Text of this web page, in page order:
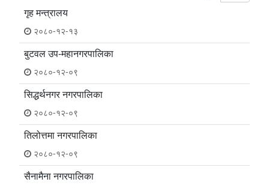
गृह मन्त्रालय
२०८०-१२-१३
बुटवल उप-महानगरपालिका
२०८०-१२-०९
सिद्धर्थनगर नगरपालिका
२०८०-१२-०९
तिलोत्तमा नगरपालिका
२०८०-१२-०९
सैनामैना नगरपालिका